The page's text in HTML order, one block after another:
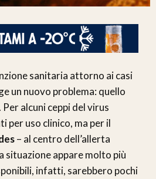
sanitaria attorno ai casi
un nuovo problema: quello
Per alcuni ceppi del virus
per uso clinico, ma per il
– al centro dell’allerta
situazione appare molto più
infatti, sarebbero pochi